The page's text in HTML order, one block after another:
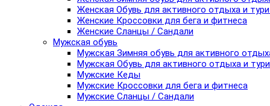
Женская Обувь для активного отдыха и
Женские Кроссовки для бега и фитнеса
Женские Сланцы / Сандали
Мужская обувь
Мужская Зимняя обувь для активного
Мужская Обувь для активного отдыха и
Мужские Кеды
Мужские Кроссовки для бега и фитнеса
Мужские Сланцы / Сандали